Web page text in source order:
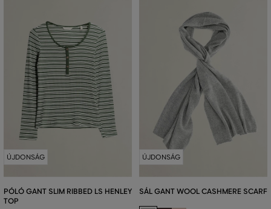
ÚJDONSÁG
PÓLÓ GANT SLIM RIBBED LS HENLEY
TOP
ÚJDONSÁG
SÁL GANT WOOL CASHMERE SCARF